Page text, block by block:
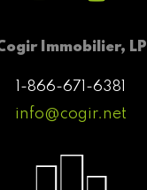
Immobilier, LP
1-866-671-6381
info@cogir.net